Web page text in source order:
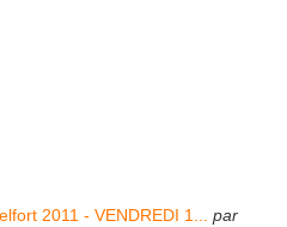
2011 - VENDREDI 1... par